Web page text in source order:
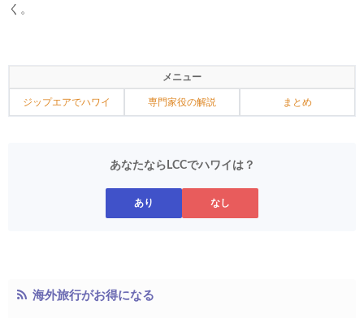
く。
メニュー
ジップエアでハワイ 専門家役の解説 まとめ
あなたならLCCでハワイは？
あり なし
海外旅行がお得になる